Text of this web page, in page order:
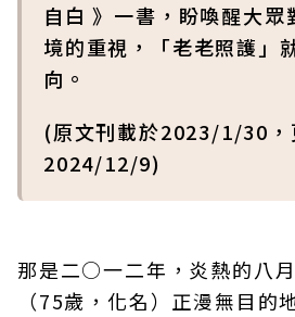
自白 》一書，盼喚醒大眾
境的重視，「老老照護」
向。
(原文刊載於2023/1/30，
2024/12/9)
那是二○一二年，炎熱的八
（75歲，化名）正漫無目的